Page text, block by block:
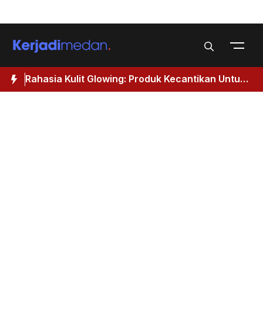
to
Rahasia Kulit Glowing: Produk Kecantikan Untuk
Wanita 40 Tahun Keatas